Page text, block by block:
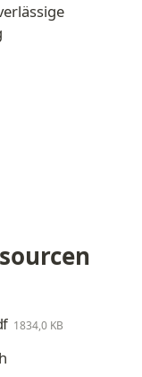
1834,0 KB